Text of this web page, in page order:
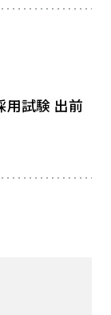
試験 出前